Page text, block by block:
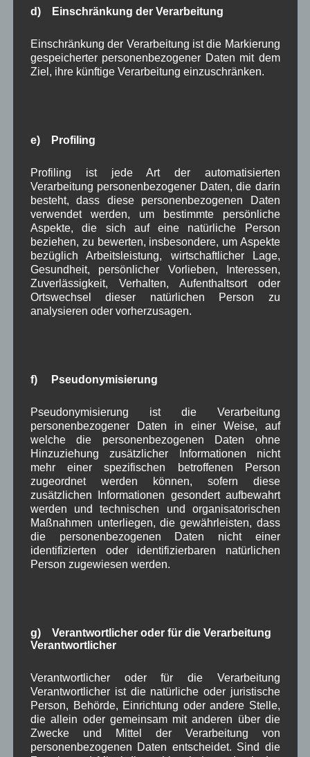
Wallgau anfallen. Die Gemeinde hat in den letzten
Jahren durchschnittlich rund € 1.000,- jährlich an
die Wasserwacht gezahlt.
Kämmerer Hans Zahler fügte verärgert hinzu, dass
vielen Jahren, immer gleich auf das selbe
dem Betreff „Spende Gemeinde Wallgau 2016“
überweisen wurde, so dass er das bemängelte
„nicht zuordenbar“ beim zuständigen BRK-
Kreisverband GAP nicht nachvollziehen kann.
Zudem sagte er, dass es durchaus mal passieren
könne, dass eine Überweisung übersehen wird,
aber dann würde ein kurzer Anruf genügen und die
Sache wäre in zwei Minuten geklärt. Auch an die
anwesende Presse gerichtet sagte er, dass auch
hier ein Anruf genügt hätte, um den reisserisch
GR Hans Baur fragte nach der Umsetzung der 30er
vorhanden sei und nur noch die Schilder
aufgestellt werden müssten. Dies sollte in den
nächsten Wochen geschehen. (siehe Beschluss in
derGemeinderatssitzung vom 21.04.2016
TOP1)
Gewerbegebiet:
GR Wilde fragte nach dem aktuellen Sachstand des
geplanten Gewerbegebietes, da man hier öffentlich
schon lange keinen Fortschritt mehr höre und sehe.
Bgm. Zahler entgegnete, dass es Neuigkeiten
gebe, die jedoch im Anschluss in der
ist der Grenzwert fürpolyzyklische aromatische
Kohlenwasserstoffe
Zuletzt wurde das Thema Gewerbegebiet
öffentlich in derGemeinderatssitzung vom
22.09.2016 unter Verschiedenes angesprochen.
Nachdem keine weiteren Wortmeldungen mehr
d) Einschränkung der Verarbeitung
Einschränkung der Verarbeitung ist die Markierung
gespeicherter personenbezogener Daten mit dem
Ziel, ihre künftige Verarbeitung einzuschränken.
e) Profiling
Profiling ist jede Art der automatisierten
Verarbeitung personenbezogener Daten, die darin
besteht, dass diese personenbezogenen Daten
verwendet werden, um bestimmte persönliche
Aspekte, die sich auf eine natürliche Person
beziehen, zu bewerten, insbesondere, um Aspekte
bezüglich Arbeitsleistung, wirtschaftlicher Lage,
Gesundheit, persönlicher Vorlieben, Interessen,
Zuverlässigkeit, Verhalten, Aufenthaltsort oder
Ortswechsel dieser natürlichen Person zu
analysieren oder vorherzusagen.
f) Pseudonymisierung
Pseudonymisierung ist die Verarbeitung
personenbezogener Daten in einer Weise, auf
welche die personenbezogenen Daten ohne
Hinzuziehung zusätzlicher Informationen nicht
mehr einer spezifischen betroffenen Person
zugeordnet werden können, sofern diese
zusätzlichen Informationen gesondert aufbewahrt
werden und technischen und organisatorischen
Maßnahmen unterliegen, die gewährleisten, dass
die personenbezogenen Daten nicht einer
identifizierten oder identifizierbaren natürlichen
Person zugewiesen werden.
g) Verantwortlicher oder für die Verarbeitung
Verantwortlicher
Verantwortlicher oder für die Verarbeitung
Verantwortlicher ist die natürliche oder juristische
Person, Behörde, Einrichtung oder andere Stelle,
die allein oder gemeinsam mit anderen über die
Zwecke und Mittel der Verarbeitung von
personenbezogenen Daten entscheidet. Sind die